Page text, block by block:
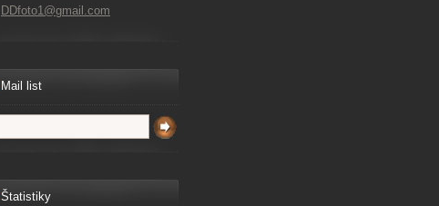
DDfoto1@gmail.com
Mail list
Štatistiky